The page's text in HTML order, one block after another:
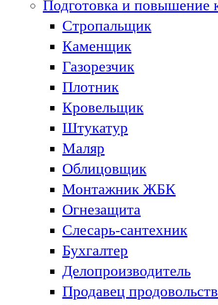
Подготовка и повышение
Стропальщик
Каменщик
Газорезчик
Плотник
Кровельщик
Штукатур
Маляр
Облицовщик
Монтажник ЖБК
Огнезащита
Слесарь-сантехник
Бухгалтер
Делопроизводитель
Продавец